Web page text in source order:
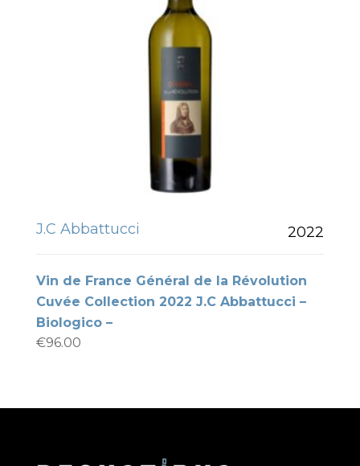
J.C Abbattucci 2022
Vin de France Général de la Révolution
Cuvée Collection 2022 J.C Abbattucci –
Biologico –
€96.00